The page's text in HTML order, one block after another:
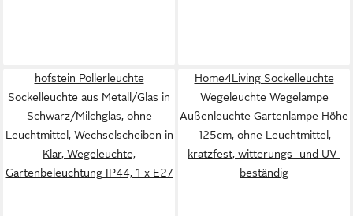
hofstein Pollerleuchte
Sockelleuchte aus Metall/Glas in
Schwarz/Milchglas, ohne
Leuchtmittel, Wechselscheiben in
Klar, Wegeleuchte,
Gartenbeleuchtung IP44, 1 x E27
Home4Living Sockelleuchte
Wegeleuchte Wegelampe
Außenleuchte Gartenlampe Höhe
125cm, ohne Leuchtmittel,
kratzfest, witterungs- und UV-
beständig